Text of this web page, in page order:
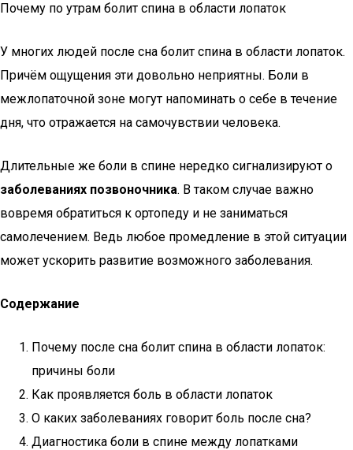
Почему по утрам болит спина в области лопаток
У многих людей после сна болит спина в области лопаток.
Причём ощущения эти довольно неприятны. Боли в
межлопаточной зоне могут напоминать о себе в течение
дня, что отражается на самочувствии человека.
Длительные же боли в спине нередко сигнализируют о
заболеваниях позвоночника. В таком случае важно
вовремя обратиться к ортопеду и не заниматься
самолечением. Ведь любое промедление в этой ситуации
может ускорить развитие возможного заболевания.
Содержание
Почему после сна болит спина в области лопаток:
причины боли
Как проявляется боль в области лопаток
О каких заболеваниях говорит боль после сна?
Диагностика боли в спине между лопатками